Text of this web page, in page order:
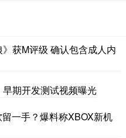
获M评级 确认包含成人内
期开发测试视频曝光
一手？爆料称XBOX新机